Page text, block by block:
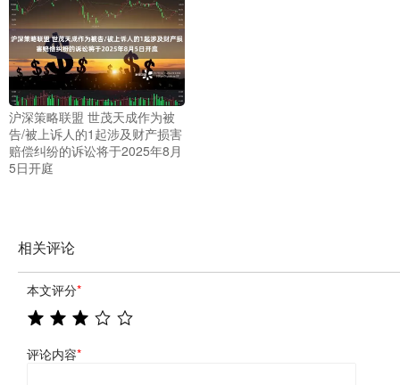
沪深策略联盟 世茂天成作为被
告/被上诉人的1起涉及财产损害
赔偿纠纷的诉讼将于2025年8月
5日开庭
相关评论
本文评分*
评论内容*